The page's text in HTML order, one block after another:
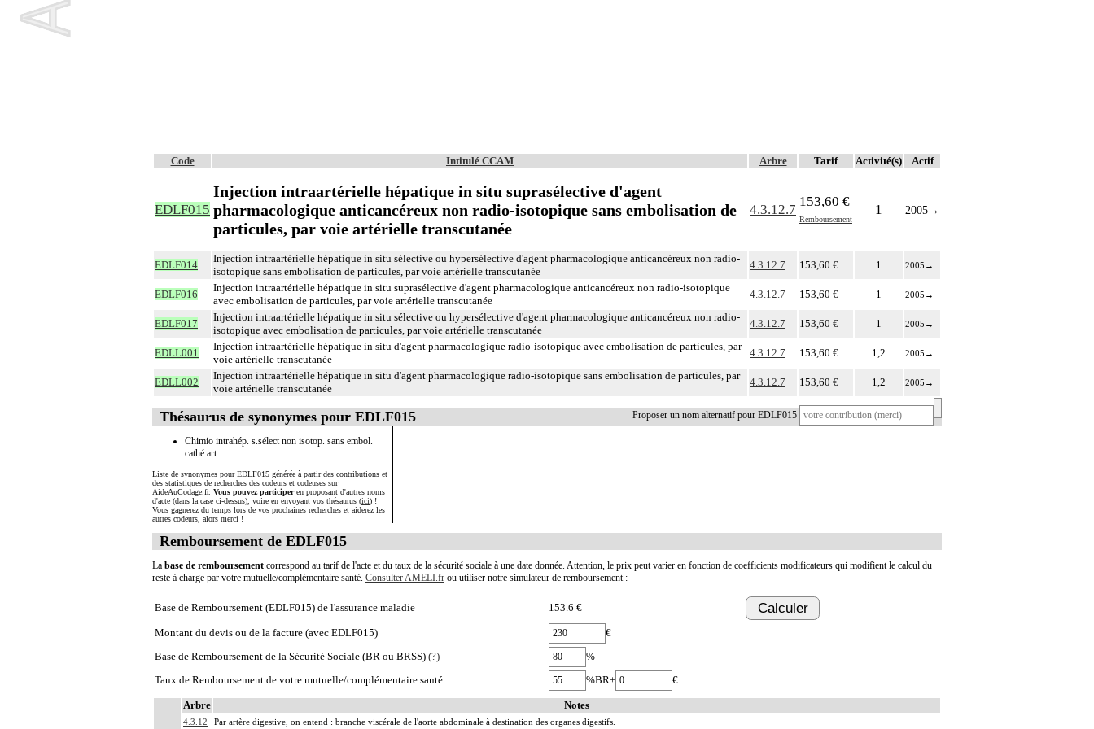
Code Intitulé CCAM Arbre Tarif Activité(s) Actif
EDLF015
Injection intraartérielle hépatique in situ suprasélective d'agent
pharmacologique anticancéreux non radio-isotopique sans embolisation de
particules, par voie artérielle transcutanée
4.3.12.7
153,60 €
Remboursement
1 2005→
EDLF014
Injection intraartérielle hépatique in situ sélective ou hypersélective d'agent pharmacologique anticancéreux non radio-
isotopique sans embolisation de particules, par voie artérielle transcutanée
4.3.12.7 153,60 € 1 2005 →
EDLF016
Injection intraartérielle hépatique in situ suprasélective d'agent pharmacologique anticancéreux non radio-isotopique
avec embolisation de particules, par voie artérielle transcutanée
4.3.12.7 153,60 € 1 2005 →
EDLF017
Injection intraartérielle hépatique in situ sélective ou hypersélective d'agent pharmacologique anticancéreux non radio-
isotopique avec embolisation de particules, par voie artérielle transcutanée
4.3.12.7 153,60 € 1 2005 →
EDLL001
Injection intraartérielle hépatique in situ d'agent pharmacologique radio-isotopique avec embolisation de particules, par
voie artérielle transcutanée
4.3.12.7 153,60 € 1,2 2005 →
EDLL002
Injection intraartérielle hépatique in situ d'agent pharmacologique radio-isotopique sans embolisation de particules, par
voie artérielle transcutanée
4.3.12.7 153,60 € 1,2 2005 →
Proposer un nom alternatif pour EDLF015
Thésaurus de synonymes pour EDLF015
Chimio intrahép. s.sélect non isotop. sans embol.
cathé art.
Liste de synonymes pour EDLF015 générée à partir des contributions et
des statistiques de recherches des codeurs et codeuses sur
AideAuCodage.fr. Vous pouvez participeren proposant d'autres noms
d'acte (dans la case ci-dessus), voire en envoyant vos thésaurus (ici) !
Vous gagnerez du temps lors de vos prochaines recherches et aiderez les
autres codeurs, alors merci !
Remboursement de EDLF015
La base de remboursement correspond au tarif de l'acte et du taux de la sécurité sociale à une date donnée. Attention, le prix peut varier en fonction de coefficients modificateurs qui modifient le calcul du
reste à charge par votre mutuelle/complémentaire santé. Consulter AMELI.fr ou utiliser notre simulateur de remboursement :
Base de Remboursement (EDLF015) de l'assurance maladie 153.6 € Calculer
Montant du devis ou de la facture (avec EDLF015)
€
Base de Remboursement de la Sécurité Sociale (BR ou BRSS) (?)
%
Taux de Remboursement de votre mutuelle/complémentaire santé
%BR+ €
Arbre Notes
4.3.12 Par artère digestive, on entend : branche viscérale de l'aorte abdominale à destination des organes digestifs.